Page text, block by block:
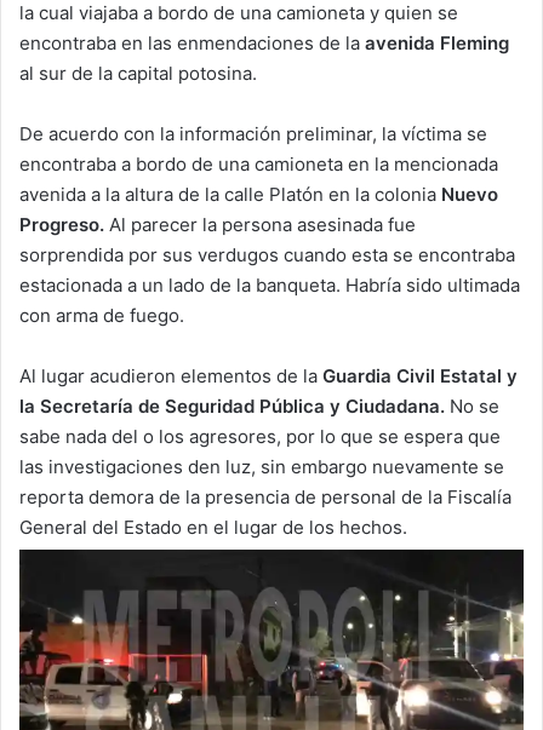
la cual viajaba a bordo de una camioneta y quien se
encontraba en las enmendaciones de la avenida Fleming
al sur de la capital potosina.
De acuerdo con la información preliminar, la víctima se
encontraba a bordo de una camioneta en la mencionada
avenida a la altura de la calle Platón en la colonia Nuevo
Progreso. Al parecer la persona asesinada fue
sorprendida por sus verdugos cuando esta se encontraba
estacionada a un lado de la banqueta. Habría sido ultimada
con arma de fuego.
Al lugar acudieron elementos de la Guardia Civil Estatal y
la Secretaría de Seguridad Pública y Ciudadana. No se
sabe nada del o los agresores, por lo que se espera que
las investigaciones den luz, sin embargo nuevamente se
reporta demora de la presencia de personal de la Fiscalía
General del Estado en el lugar de los hechos.